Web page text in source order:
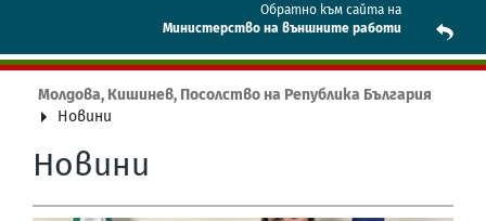
Обратно към сайта на
Mинистерство на външните работи
Молдова, Кишинев, Посолство на Република България
Новини
Новини